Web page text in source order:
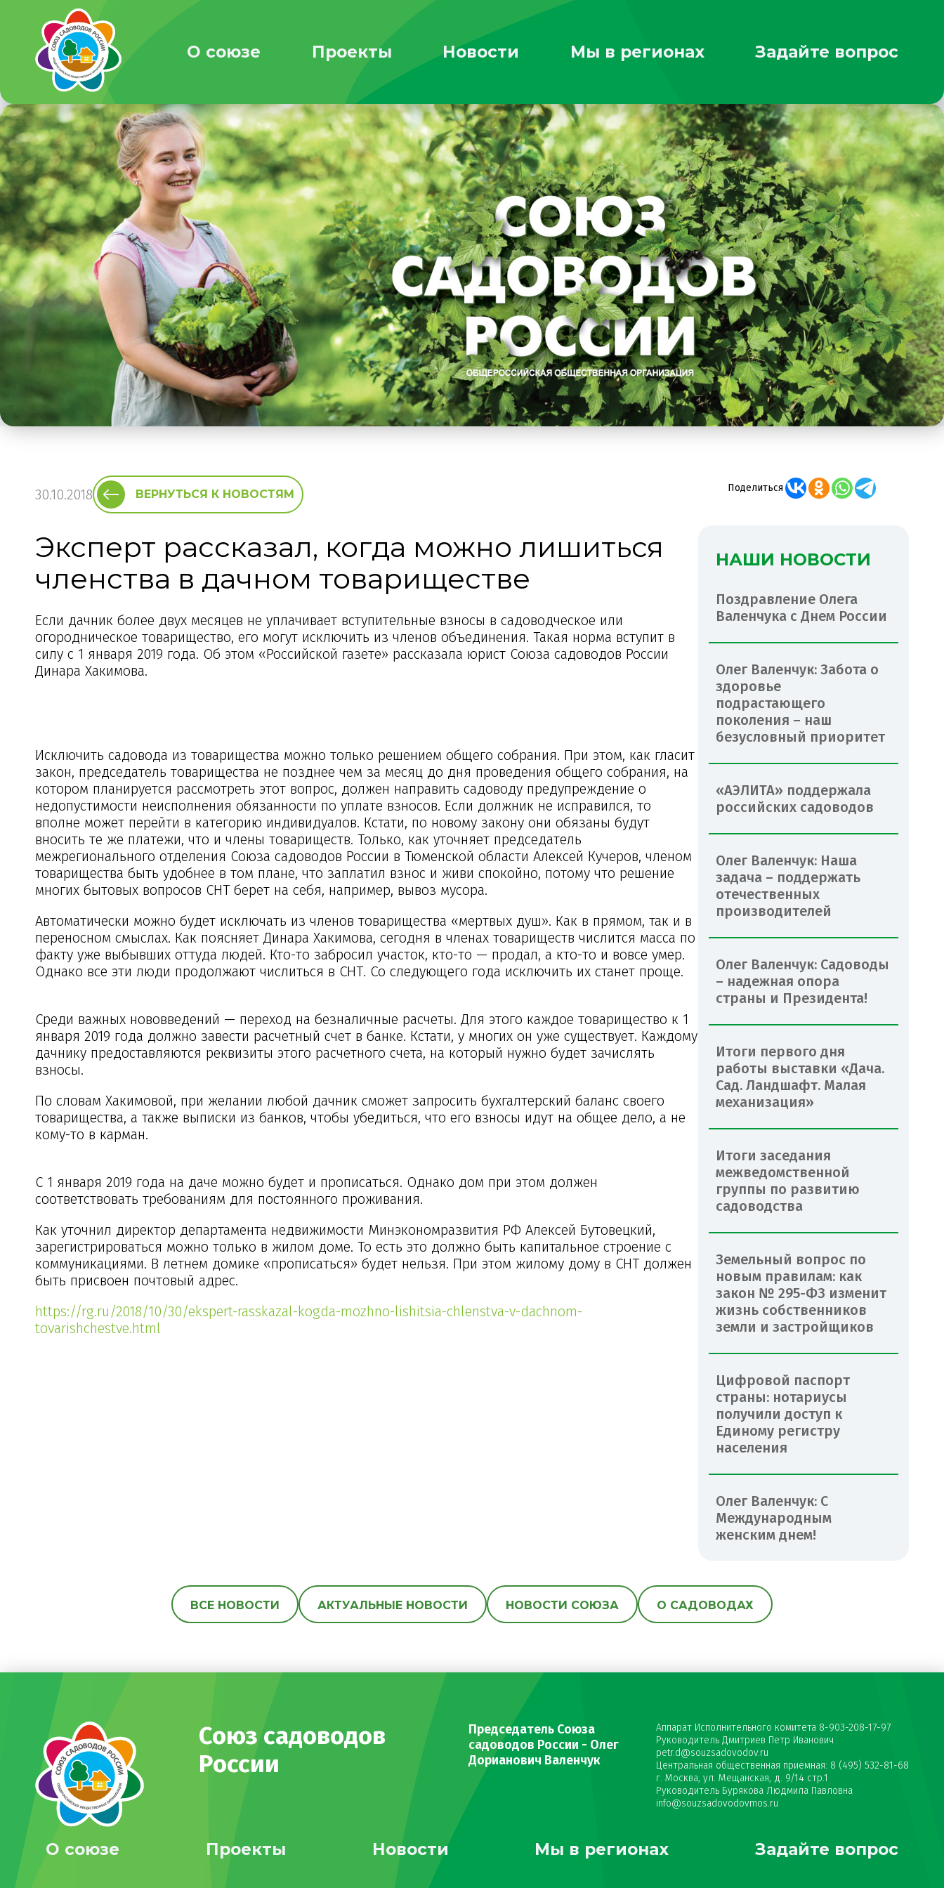
О союзе Проекты Новости Мы в регионах Задайте вопрос
30.10.2018 ВЕРНУТЬСЯ К НОВОСТЯМ
Эксперт рассказал, когда можно лишиться
членства в дачном товариществе
Если дачник более двух месяцев не уплачивает вступительные взносы в садоводческое или
огородническое товарищество, его могут исключить из членов объединения. Такая норма вступит в
силу с 1 января 2019 года. Об этом «Российской газете» рассказала юрист Союза садоводов России
Динара Хакимова.
Исключить садовода из товарищества можно только решением общего собрания. При этом, как гласит
закон, председатель товарищества не позднее чем за месяц до дня проведения общего собрания, на
котором планируется рассмотреть этот вопрос, должен направить садоводу предупреждение о
недопустимости неисполнения обязанности по уплате взносов. Если должник не исправился, то
вполне может перейти в категорию индивидуалов. Кстати, по новому закону они обязаны будут
вносить те же платежи, что и члены товариществ. Только, как уточняет председатель
межрегионального отделения Союза садоводов России в Тюменской области Алексей Кучеров, членом
товарищества быть удобнее в том плане, что заплатил взнос и живи спокойно, потому что решение
многих бытовых вопросов СНТ берет на себя, например, вывоз мусора.
Автоматически можно будет исключать из членов товарищества «мертвых душ». Как в прямом, так и в
переносном смыслах. Как поясняет Динара Хакимова, сегодня в членах товариществ числится масса по
факту уже выбывших оттуда людей. Кто-то забросил участок, кто-то — продал, а кто-то и вовсе умер.
Однако все эти люди продолжают числиться в СНТ. Со следующего года исключить их станет проще.
Среди важных нововведений — переход на безналичные расчеты. Для этого каждое товарищество к 1
января 2019 года должно завести расчетный счет в банке. Кстати, у многих он уже существует. Каждому
дачнику предоставляются реквизиты этого расчетного счета, на который нужно будет зачислять
взносы.
По словам Хакимовой, при желании любой дачник сможет запросить бухгалтерский баланс своего
товарищества, а также выписки из банков, чтобы убедиться, что его взносы идут на общее дело, а не
кому-то в карман.
С 1 января 2019 года на даче можно будет и прописаться. Однако дом при этом должен
соответствовать требованиям для постоянного проживания.
Как уточнил директор департамента недвижимости Минэкономразвития РФ Алексей Бутовецкий,
зарегистрироваться можно только в жилом доме. То есть это должно быть капитальное строение с
коммуникациями. В летнем домике «прописаться» будет нельзя. При этом жилому дому в СНТ должен
быть присвоен почтовый адрес.
https://rg.ru/2018/10/30/ekspert-rasskazal-kogda-mozhno-lishitsia-chlenstva-v-dachnom-
tovarishchestve.html
Поделиться
НАШИ НОВОСТИ
Поздравление Олега
Валенчука с Днем России
Олег Валенчук: Забота о
здоровье
подрастающего
поколения – наш
безусловный приоритет
«АЭЛИТА» поддержала
российских садоводов
Олег Валенчук: Наша
задача – поддержать
отечественных
производителей
Олег Валенчук: Садоводы
– надежная опора
страны и Президента!
Итоги первого дня
работы выставки «Дача.
Сад. Ландшафт. Малая
механизация»
Итоги заседания
межведомственной
группы по развитию
садоводства
Земельный вопрос по
новым правилам: как
закон № 295-ФЗ изменит
жизнь собственников
земли и застройщиков
Цифровой паспорт
страны: нотариусы
получили доступ к
Единому регистру
населения
Олег Валенчук: С
Международным
женским днем!
ВСЕ НОВОСТИ АКТУАЛЬНЫЕ НОВОСТИ НОВОСТИ СОЮЗА О САДОВОДАХ
Союз садоводов
России
Председатель Союза
садоводов России - Олег
Дорианович Валенчук
Аппарат Исполнительного комитета 8-903-208-17-97
Руководитель Дмитриев Петр Иванович
petr.d@souzsadovodov.ru
Центральная общественная приемная: 8 (495) 532-81-68
г. Москва, ул. Мещанская, д. 9/14 стр.1
Руководитель Бурякова Людмила Павловна
info@souzsadovodovmos.ru
О союзе Проекты Новости Мы в регионах Задайте вопрос